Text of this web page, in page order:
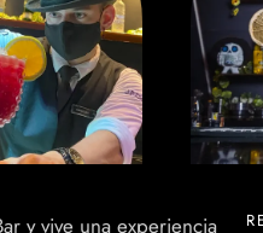
y vive una experiencia